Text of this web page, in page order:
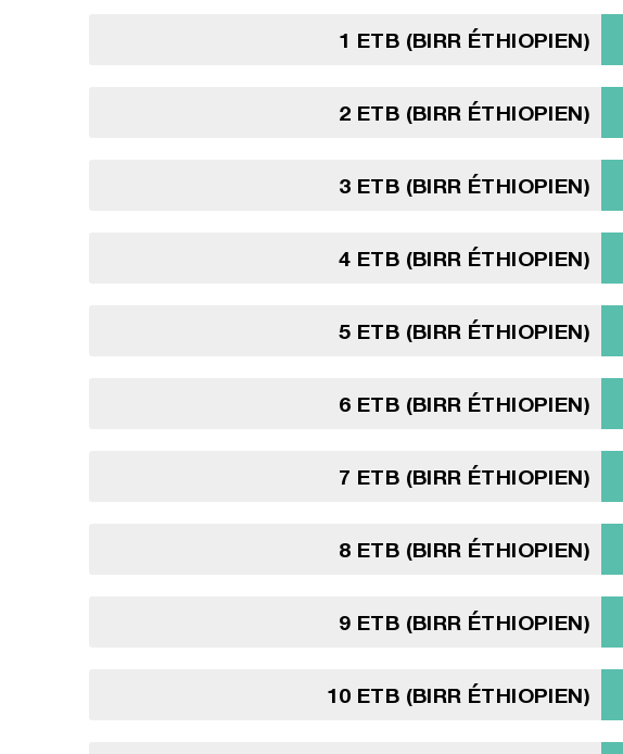
1 ETB (BIRR ÉTHIOPIEN)
2 ETB (BIRR ÉTHIOPIEN)
3 ETB (BIRR ÉTHIOPIEN)
4 ETB (BIRR ÉTHIOPIEN)
5 ETB (BIRR ÉTHIOPIEN)
6 ETB (BIRR ÉTHIOPIEN)
7 ETB (BIRR ÉTHIOPIEN)
8 ETB (BIRR ÉTHIOPIEN)
9 ETB (BIRR ÉTHIOPIEN)
10 ETB (BIRR ÉTHIOPIEN)